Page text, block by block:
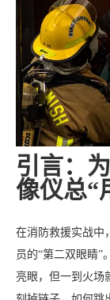
引言：
像仪总“
在消防救援实战中
员的“第二双眼睛”
亮眼，但一到火场